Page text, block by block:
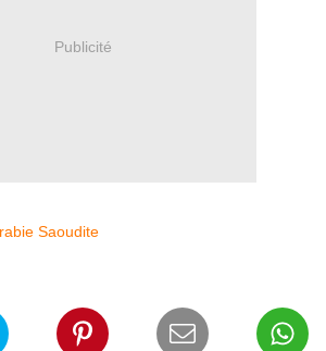
Publicité
Saoudite